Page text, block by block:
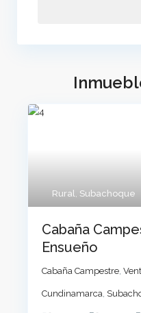
Rural Subachoque
Cabaña
Ensueño
Cabaña Campestre ,
Cundinamarca